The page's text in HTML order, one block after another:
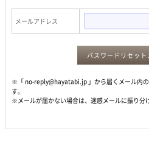
メールアドレス
パスワードリセッ
※「 no-reply@hayatabi.jp 」から届くメール内
す。
※メールが届かない場合は、迷惑メールに振り分